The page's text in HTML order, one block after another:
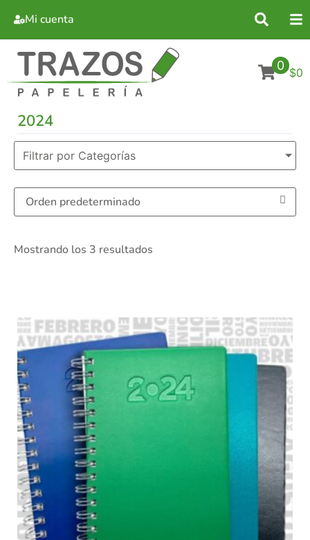
Mi cuenta
0 $0
2024
Filtrar por Categorías
Mostrando los 3 resultados